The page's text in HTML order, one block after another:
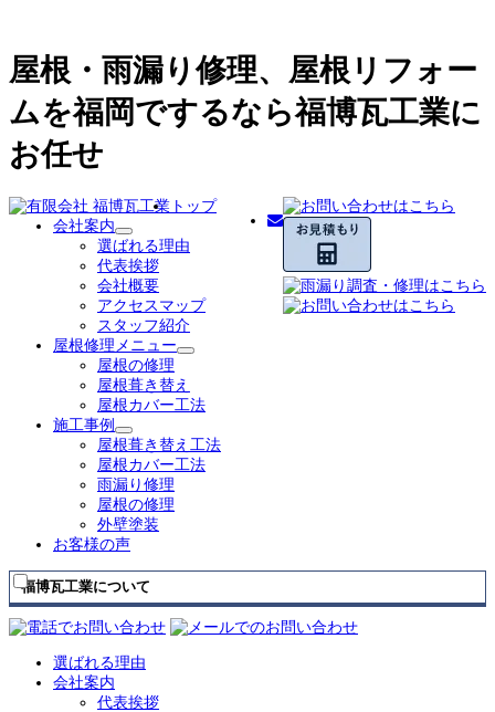
屋根・雨漏り修理、屋根リフォー
ムを福岡でするなら福博瓦工業に
お任せ
トップ
会社案内
サ
ブ
メ
ニ
ュ
ー
を
展
開
選ばれる理由
代表挨拶
会社概要
アクセスマップ
スタッフ紹介
屋根修理メニュー
サ
ブ
メ
ニ
ュ
ー
を
屋根の修理
屋根葺き替え
屋根カバー工法
施工事例
サ
ブ
メ
ニ
ュ
ー
を
展
開
屋根葺き替え工法
屋根カバー工法
雨漏り修理
屋根の修理
外壁塗装
お客様の声
福博瓦工業について
選ばれる理由
会社案内
代表挨拶